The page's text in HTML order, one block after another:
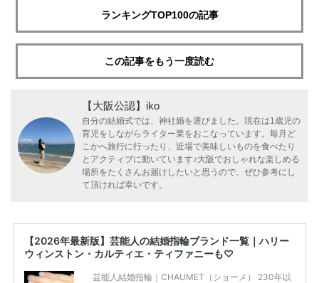
ランキングTOP100の記事
この記事をもう一度読む
【大阪公認】iko
自分の結婚式では、神社婚を選びました。現在は1歳児の
育児をしながらライター業をおこなっています。毎月ど
こかへ旅行に行ったり、近場で美味しいものを食べたり
とアクティブに動いています♪大阪でおしゃれな楽しめる
場所をたくさんお届けしたいと思うので、ぜひ参考にし
て頂ければ幸いです。
【2026年最新版】芸能人の結婚指輪ブランド一覧｜ハリー
ウィンストン・カルティエ・ティファニーも♡
芸能人結婚指輪｜CHAUMET（ショーメ） 230年以